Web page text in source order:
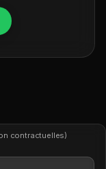
contractuelles)